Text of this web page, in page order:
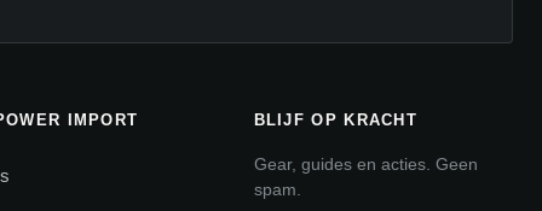
IMPORT BLIJF OP KRACHT
Gear, guides en acties. Geen
spam.